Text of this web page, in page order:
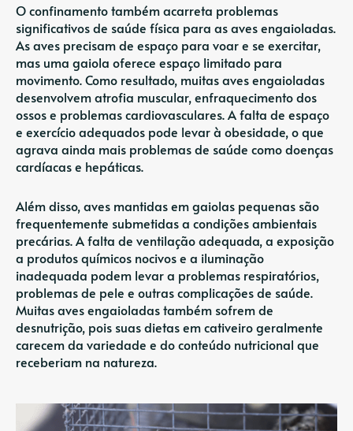
O confinamento também acarreta problemas
significativos de saúde física para as aves engaioladas.
As aves precisam de espaço para voar e se exercitar,
mas uma gaiola oferece espaço limitado para
movimento. Como resultado, muitas aves engaioladas
desenvolvem atrofia muscular, enfraquecimento dos
ossos e problemas cardiovasculares. A falta de espaço
e exercício adequados pode levar à obesidade, o que
agrava ainda mais problemas de saúde como doenças
cardíacas e hepáticas.
Além disso, aves mantidas em gaiolas pequenas são
frequentemente submetidas a condições ambientais
precárias. A falta de ventilação adequada, a exposição
a produtos químicos nocivos e a iluminação
inadequada podem levar a problemas respiratórios,
problemas de pele e outras complicações de saúde.
Muitas aves engaioladas também sofrem de
desnutrição, pois suas dietas em cativeiro geralmente
carecem da variedade e do conteúdo nutricional que
receberiam na natureza.